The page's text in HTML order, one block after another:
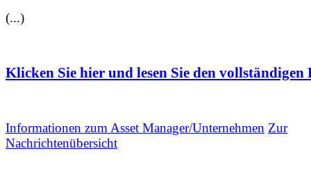
(...)
Klicken Sie hier und lesen Sie den vollständigen
Informationen zum Asset Manager/Unternehmen Zur
Nachrichtenübersicht